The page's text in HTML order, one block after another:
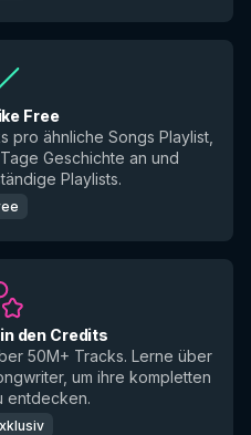
Free
pro ähnliche Songs Playlist,
Geschichte an und
Playlists.
den Credits
50M+ Tracks. Lerne über
um ihre kompletten
entdecken.